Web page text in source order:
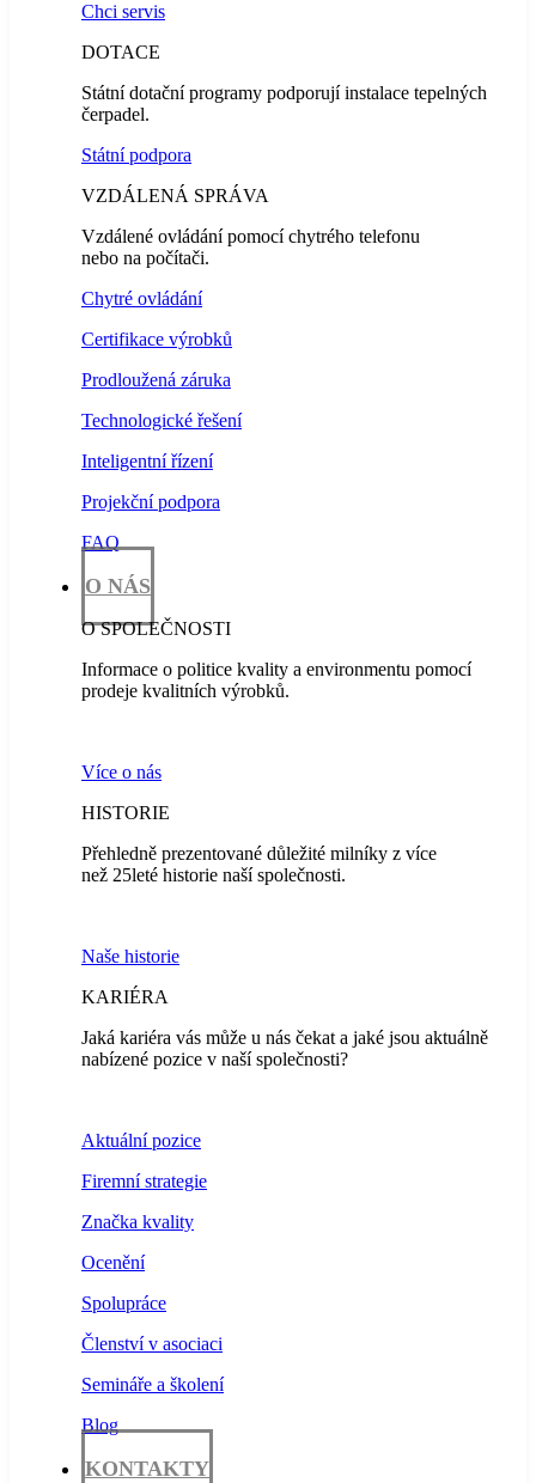
Chci servis
DOTACE
Státní dotační programy podporují instalace tepelných
čerpadel.
Státní podpora
VZDÁLENÁ SPRÁVA
Vzdálené ovládání pomocí chytrého telefonu
nebo na počítači.
Chytré ovládání
Certifikace výrobků
Prodloužená záruka
Technologické řešení
Inteligentní řízení
Projekční podpora
FAQ
O NÁS
O SPOLEČNOSTI
Informace o politice kvality a environmentu pomocí
prodeje kvalitních výrobků.
Více o nás
HISTORIE
Přehledně prezentované důležité milníky z více
než 25leté historie naší společnosti.
Naše historie
KARIÉRA
Jaká kariéra vás může u nás čekat a jaké jsou aktuálně
nabízené pozice v naší společnosti?
Aktuální pozice
Firemní strategie
Značka kvality
Ocenění
Spolupráce
Členství v asociaci
Semináře a školení
Blog
KONTAKTY